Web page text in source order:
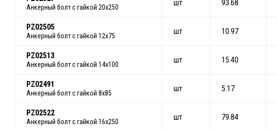
Анкерный болт с гайкой 20х250
шт 93.68
PZ02505
Анкерный болт с гайкой 12х75
шт 10.97
PZ02513
Анкерный болт с гайкой 14х100
шт 15.40
PZ02491
Анкерный болт с гайкой 8х85
шт 5.17
PZ02522
Анкерный болт с гайкой 16х250
шт 79.84